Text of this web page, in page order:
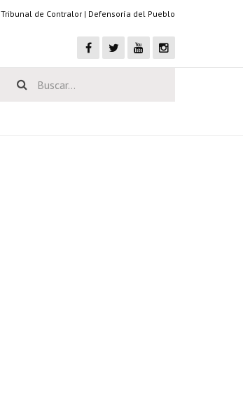
Tribunal de Contralor | Defensoría del Pueblo